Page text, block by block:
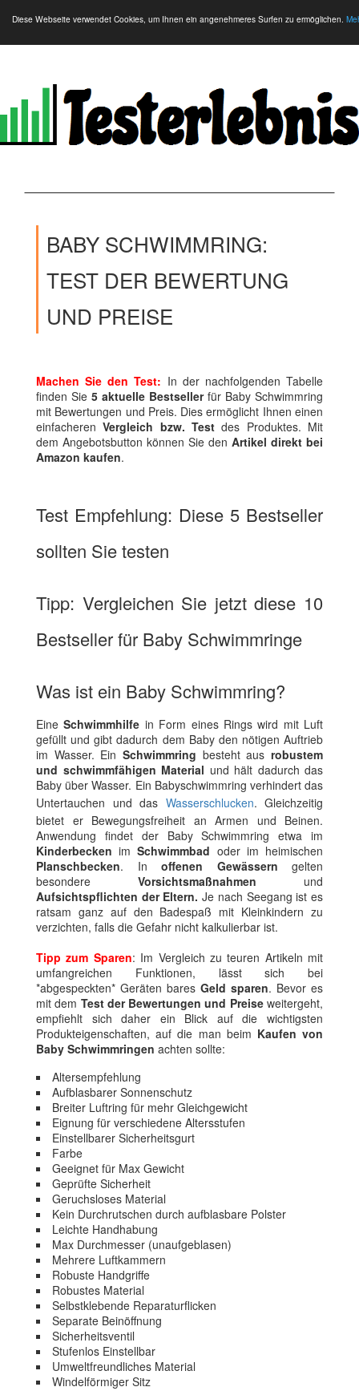
Diese Webseite verwendet Cookies, um Ihnen ein angenehmeres Surfen zu ermöglichen.
BABY SCHWIMMRING:
TEST DER BEWERTUNG
UND PREISE
Machen Sie den Test: In der nachfolgenden Tabelle
finden Sie 5 aktuelle Bestsellerfür Baby Schwimmring
mit Bewertungen und Preis. Dies ermöglicht Ihnen einen
einfacherenVergleich bzw. Test des Produktes. Mit
dem Angebotsbutton können Sie den Artikel direkt bei
Amazon kaufen.
Test Empfehlung: Diese 5 Bestseller
sollten Sie testen
Tipp: Vergleichen Sie jetzt diese 10
Bestseller für Baby Schwimmringe
Was ist ein Baby Schwimmring?
EineSchwimmhilfe in Form eines Rings wird mit Luft
gefüllt und gibt dadurch dem Baby den nötigen Auftrieb
im Wasser. Ein Schwimmring besteht aus robustem
und schwimmfähigen Material und hält dadurch das
Baby über Wasser. Ein Babyschwimmring verhindert das
Untertauchen und das Wasserschlucken. Gleichzeitig
bietet er Bewegungsfreiheit an Armen und Beinen.
Anwendung findet der Baby Schwimmring etwa im
Kinderbecken imSchwimmbad oder im heimischen
Planschbecken. In offenen Gewässern gelten
besondere Vorsichtsmaßnahmen und
Aufsichtspflichten der Eltern. Je nach Seegang ist es
ratsam ganz auf den Badespaß mit Kleinkindern zu
verzichten, falls die Gefahr nicht kalkulierbar ist.
Tipp zum Sparen: Im Vergleich zu teuren Artikeln mit
umfangreichen Funktionen, lässt sich bei
*abgespeckten* Geräten bares Geld sparen. Bevor es
mit dem Test der Bewertungen und Preiseweitergeht,
empfiehlt sich daher ein Blick auf die wichtigsten
Produkteigenschaften, auf die man beim Kaufen von
Baby Schwimmringen achten sollte:
Altersempfehlung
Aufblasbarer Sonnenschutz
Breiter Luftring für mehr Gleichgewicht
Eignung für verschiedene Altersstufen
Einstellbarer Sicherheitsgurt
Farbe
Geeignet für Max Gewicht
Geprüfte Sicherheit
Geruchsloses Material
Kein Durchrutschen durch aufblasbare Polster
Leichte Handhabung
Max Durchmesser (unaufgeblasen)
Mehrere Luftkammern
Robuste Handgriffe
Robustes Material
Selbstklebende Reparaturflicken
Separate Beinöffnung
Sicherheitsventil
Stufenlos Einstellbar
Umweltfreundliches Material
Windelförmiger Sitz